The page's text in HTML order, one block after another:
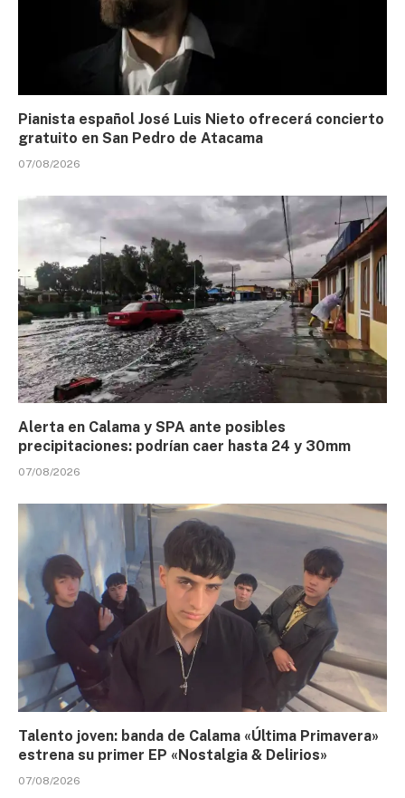
Pianista español José Luis Nieto ofrecerá concierto
gratuito en San Pedro de Atacama
07/08/2026
Alerta en Calama y SPA ante posibles
precipitaciones: podrían caer hasta 24 y 30mm
07/08/2026
Talento joven: banda de Calama «Última Primavera»
estrena su primer EP «Nostalgia & Delirios»
07/08/2026